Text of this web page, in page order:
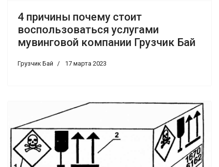
4 причины почему стоит
воспользоваться услугами
мувинговой компании Грузчик Бай
Грузчик Бай 17 марта 2023